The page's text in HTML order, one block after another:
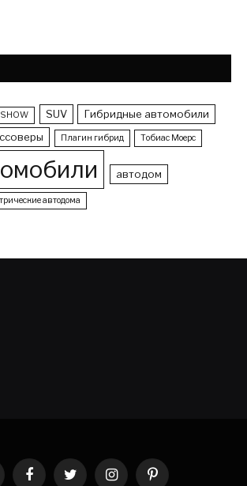
SUV Гибридные автомобили
Плагин гибрид Тобиас Моерс
автодом
автодома
FacebookTwitter InstagramPinterest